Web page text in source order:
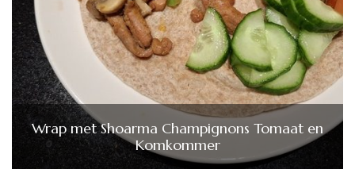
Wrap met Shoarma Champignons Tomaat en
Komkommer